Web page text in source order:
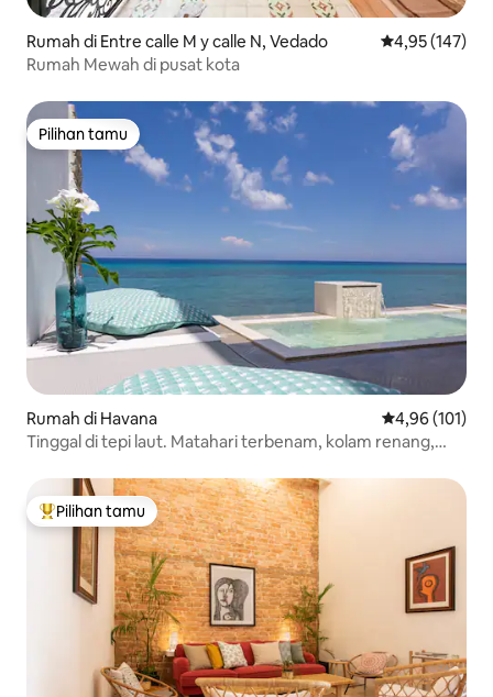
Rumah di Entre calle M y calle N, Vedado Nilai rata-rata
4,95 (147)
Rumah Mewah di pusat kota
Pilihan tamu
Pilihan tamu
Rumah di Havana Nilai rata-rata
4,96 (101)
Tinggal di tepi laut. Matahari terbenam, kolam renang,
Pilihan tamu terpopuler
Pilihan tamu